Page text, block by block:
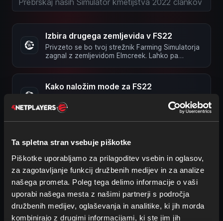
Ta spletna stran vsebuje piškotke
Piškotke uporabljamo za prilagoditev vsebin in oglasov,
za zagotavljanje funkcij družbenih medijev in za analize
našega prometa. Poleg tega delimo informacije o vaši
uporabi našega mesta z našimi partnerji s področja
družbenih medijev, oglaševanja in analitike, ki jih morda
kombinirajo z drugimi informacijami, ki ste jim jih
Izbira drugega zemljevida v FS22
Privzeto se bo tvoj strežnik Farming Simulatorja
zagnal z zemljevidom Elmcreek. Lahko pa
Kako naložim mode za FS22
vmesnika vašega strežnika. Postopek je
naslednji: Prijavite se v spletni …
Kako postanem admin v FS22
Da lahko postaneš admin, potrebuješ svoje
skrbniško geslo. Svoje skrbniško geslo najdeš v
spletnem vmesniku svojega …
Kje najdem svoj strežnik v igri FS22
Svoj strežnik lahko preprosto najdeš v igri. Le
zagotoviti moraš, da se uporabljeni filtri ujemajo
z nastavitvami …